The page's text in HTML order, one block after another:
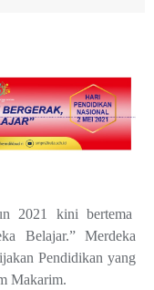
2021 kini bertema
Belajar.” Merdeka
Pendidikan yang
Makarim.